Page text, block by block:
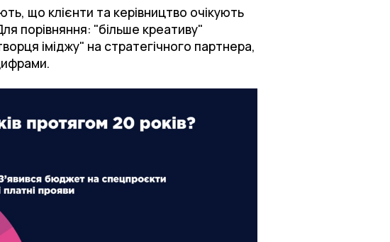
що клієнти та керівництво очікують
порівняння: "більше креативу"
іміджу" на стратегічного партнера,